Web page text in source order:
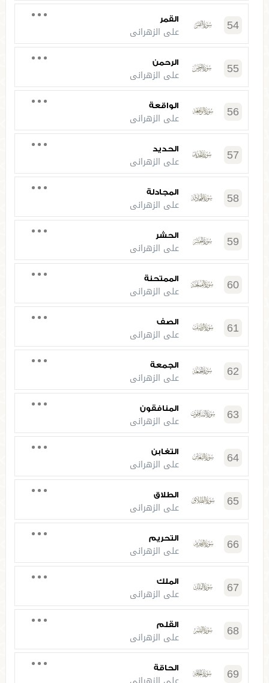
54 القمر
علي الزهراني
55 الرحمن
علي الزهراني
56 الواقعة
علي الزهراني
57 الحديد
علي الزهراني
58 المجادلة
علي الزهراني
59 الحشر
علي الزهراني
60 الممتحنة
علي الزهراني
61 الصف
علي الزهراني
62 الجمعة
علي الزهراني
63 المنافقون
علي الزهراني
64 التغابن
علي الزهراني
65 الطلاق
علي الزهراني
66 التحريم
علي الزهراني
67 الملك
علي الزهراني
68 القلم
علي الزهراني
69 الحاقة